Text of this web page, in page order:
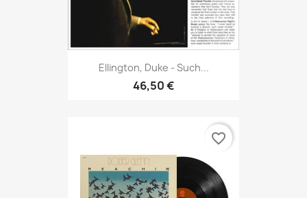
Ellington, Duke - Such...
46,50 €
favorite_border